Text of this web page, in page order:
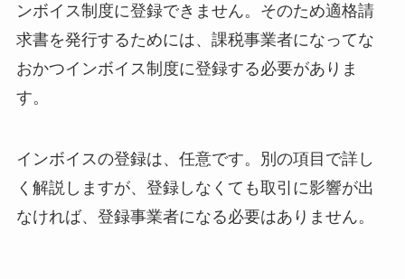
ンボイス制度に登録できません。そのため適格請
求書を発行するためには、課税事業者になってな
おかつインボイス制度に登録する必要がありま
す。
インボイスの登録は、任意です。別の項目で詳し
く解説しますが、登録しなくても取引に影響が出
なければ、登録事業者になる必要はありません。